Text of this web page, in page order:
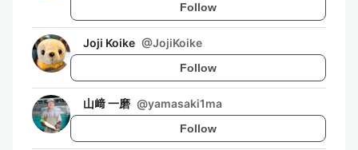
Follow
Joji Koike @JojiKoike
Follow
山﨑 一磨 @yamasaki1ma
Follow